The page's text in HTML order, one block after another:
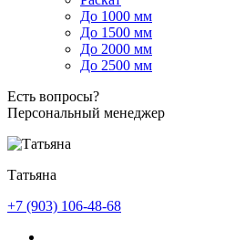
До 1000 мм
До 1500 мм
До 2000 мм
До 2500 мм
Есть вопросы?
Персональный менеджер
Татьяна
+7 (903) 106-48-68